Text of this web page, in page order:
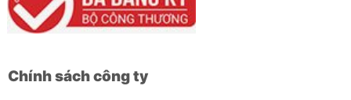
Chính sách công ty